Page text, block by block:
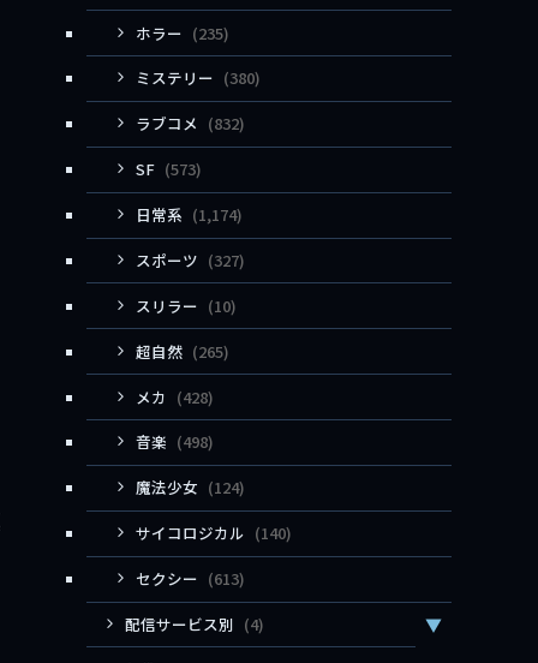
ホラー (235)
ミステリー (380)
ラブコメ (832)
SF (573)
日常系 (1,174)
スポーツ (327)
スリラー (10)
超自然 (265)
メカ (428)
音楽 (498)
魔法少女 (124)
サイコロジカル (140)
セクシー (613)
配信サービス別 (4) ▼